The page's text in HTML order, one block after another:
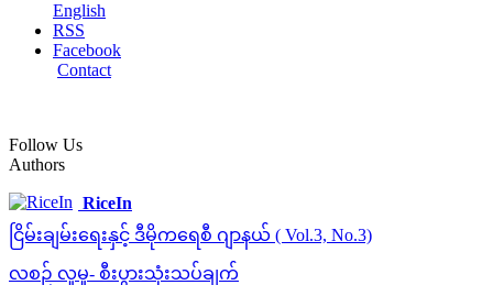
English
RSS
Facebook
Contact
Follow Us
Authors
RiceIn
ငြိမ်းချမ်းရေးနှင့် ဒီမိုကရေစီ ဂျာနယ် ( Vol.3, No.3)
လစဉ် လူမှု- စီးပွားသုံးသပ်ချက်